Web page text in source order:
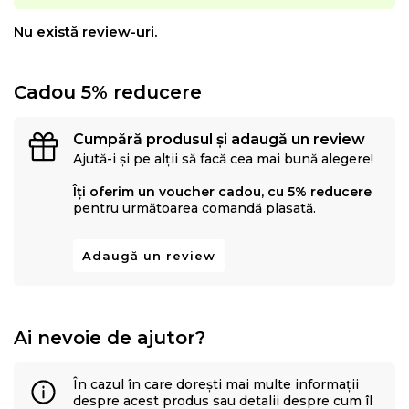
mobilier. Creativitatea, designul, inovatia si calitatea
Nu există review-uri.
Cadou 5% reducere
Cumpără produsul și adaugă un review
Ajută-i și pe alții să facă cea mai bună alegere!
Îți oferim un voucher cadou, cu 5% reducere
pentru următoarea comandă plasată.
Adaugă un review
Ai nevoie de ajutor?
În cazul în care dorești mai multe informații
despre acest produs sau detalii despre cum îl